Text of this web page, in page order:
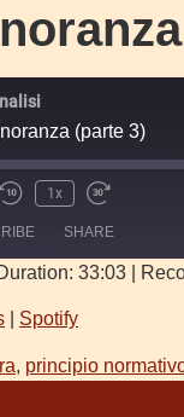
(parte 3)
1x
SHARE
33:03
Spotify
, principio